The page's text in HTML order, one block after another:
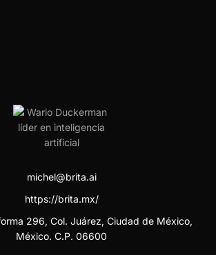
michel@brita.ai
https://brita.mx/
296, Col. Juárez, Ciudad de México,
México. C.P. 06600